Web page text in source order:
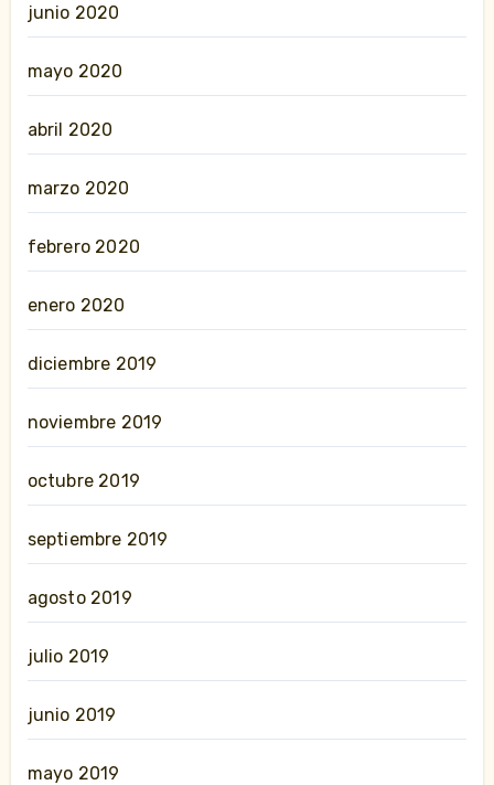
junio 2020
mayo 2020
abril 2020
marzo 2020
febrero 2020
enero 2020
diciembre 2019
noviembre 2019
octubre 2019
septiembre 2019
agosto 2019
julio 2019
junio 2019
mayo 2019